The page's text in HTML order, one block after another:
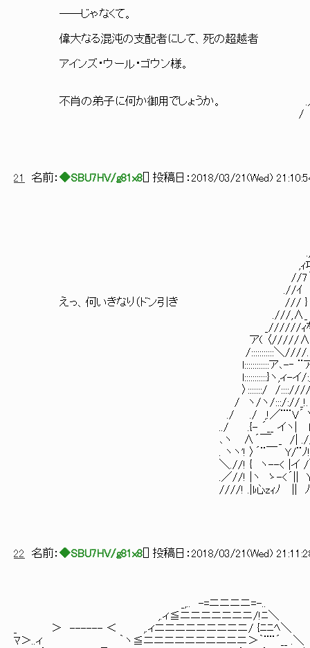
――じゃなくて
偉大なる混沌の支配者にして
アインズ・ウール・ゴウン
不肖の弟子に何か御用でしょうか。 .
/
21 名前： ◆SBU7HV/g81x8 ] 投稿日： 2018/03/21(Wed)
,ｨ巧三三三三三三三
//7｀~ﾞ气三三∪三三三
.//ｲ i /｀~气三三三三三三
えっ、何いきなり（ドン引き /// } ヽl l/ ,zm､
.///,∧_ヽ､!! l_ノo炒´ ∧V气三
_//////ｨ芍ｱ/´｀¨¨´ヽ / /////::/ﾆ
ア( 〈/////∧, ゝ､´ ／7´/ l////:::/ﾆ
/:::::::::::＼////.∧, ｀__,､,vｨi7ヽ V//
l::::::::::::ア､-‐ ¨ア/!l､lャャvlﾉ､! ,ィ.//
l:::::::::::}ヽ,ィ-イ/:/:ゝヽ¨¨Y´ /ノ///
〉:::::::/ /:::://// {.∧ ///// l:::::lﾆ
/ ヽ/ヽ/:::/://_!. V/}___／/／
./ ./ ,!／¨¨V´ Y .V///／
../ .{- ´__ イヽ| l!/￣￣| .l:::::l
､ヽ ∧´￣ _ /| .// | l:::::lﾆ
. ヽヽ'! 〉´¨￣ Y/¨ﾉ! | <l:::::lﾆ
＼.//! { ヽ--< |イ /＼＿ｨ |,｡s≦´
.／//! |ヽ ゝ-<´|| Y / l:::::lﾆ
////! .|l心zｨﾉ || ﾉ ∧ l:::::lﾆ
22 名前： ◆SBU7HV/g81x8 ] 投稿日： 2018/03/21(Wed)
_,.. -=ニニニニ=-..
,.ィ≦ニニニニニニニ/!ﾆ＼
_ ＞ ------ ＜ ,.ィニニニニニニニニニ/ {ﾆﾆﾍ＼ 「
ﾏ＞..ィ ｀ヽ≦ニニニニニニニニニニ＞｀¨¨´__ .＼